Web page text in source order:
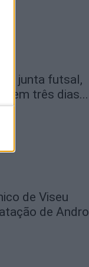
junta futsal,
em três dias...
de Viseu
de Andro